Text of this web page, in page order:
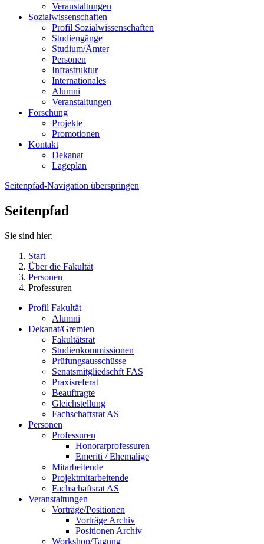
Veranstaltungen
Sozialwissenschaften
Profil Sozialwissenschaften
Studiengänge
Studium/Ämter
Personen
Infrastruktur
Internationales
Alumni
Veranstaltungen
Forschung
Projekte
Promotionen
Kontakt
Dekanat
Lageplan
Seitenpfad-Navigation überspringen
Seitenpfad
Sie sind hier:
Start
Über die Fakultät
Personen
Professuren
Profil Fakultät
Alumni
Dekanat/Gremien
Fakultätsrat
Studienkommissionen
Prüfungsausschüsse
Senatsmitgliedschft FAS
Praxisreferat
Beauftragte
Gleichstellung
Fachschaftsrat AS
Personen
Professuren
Honorarprofessuren
Emeriti / Ehemalige
Mitarbeitende
Projektmitarbeitende
Fachschaftsrat AS
Veranstaltungen
Vorträge/Positionen
Vorträge Archiv
Positionen Archiv
Workshop/Tagung